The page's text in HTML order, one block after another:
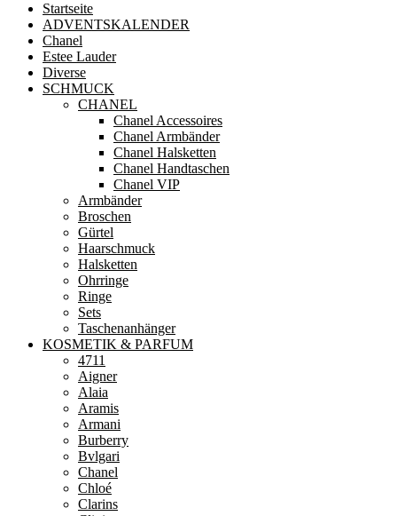
Startseite
ADVENTSKALENDER
Chanel
Estee Lauder
Diverse
SCHMUCK
CHANEL
Chanel Accessoires
Chanel Armbänder
Chanel Halsketten
Chanel Handtaschen
Chanel VIP
Armbänder
Broschen
Gürtel
Haarschmuck
Halsketten
Ohrringe
Ringe
Sets
Taschenanhänger
KOSMETIK & PARFUM
4711
Aigner
Alaia
Aramis
Armani
Burberry
Bvlgari
Chanel
Chloé
Clarins